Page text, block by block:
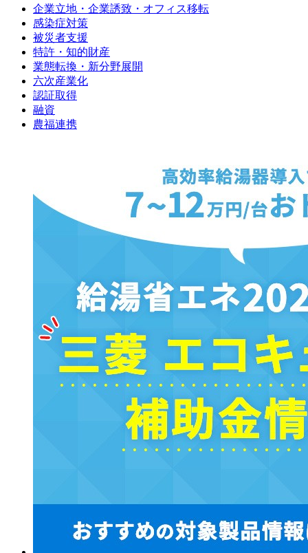
企業立地・企業誘致・オフィス移転
感染症対策
被災者支援
特許・知的財産
業態転換・新分野展開
六次産業化
認証取得
融資
農福連携